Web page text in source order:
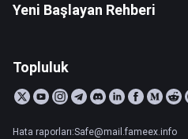
Yeni Başlayan Rehberi
Topluluk
Hata raporları:Safe@mail.fameex.info